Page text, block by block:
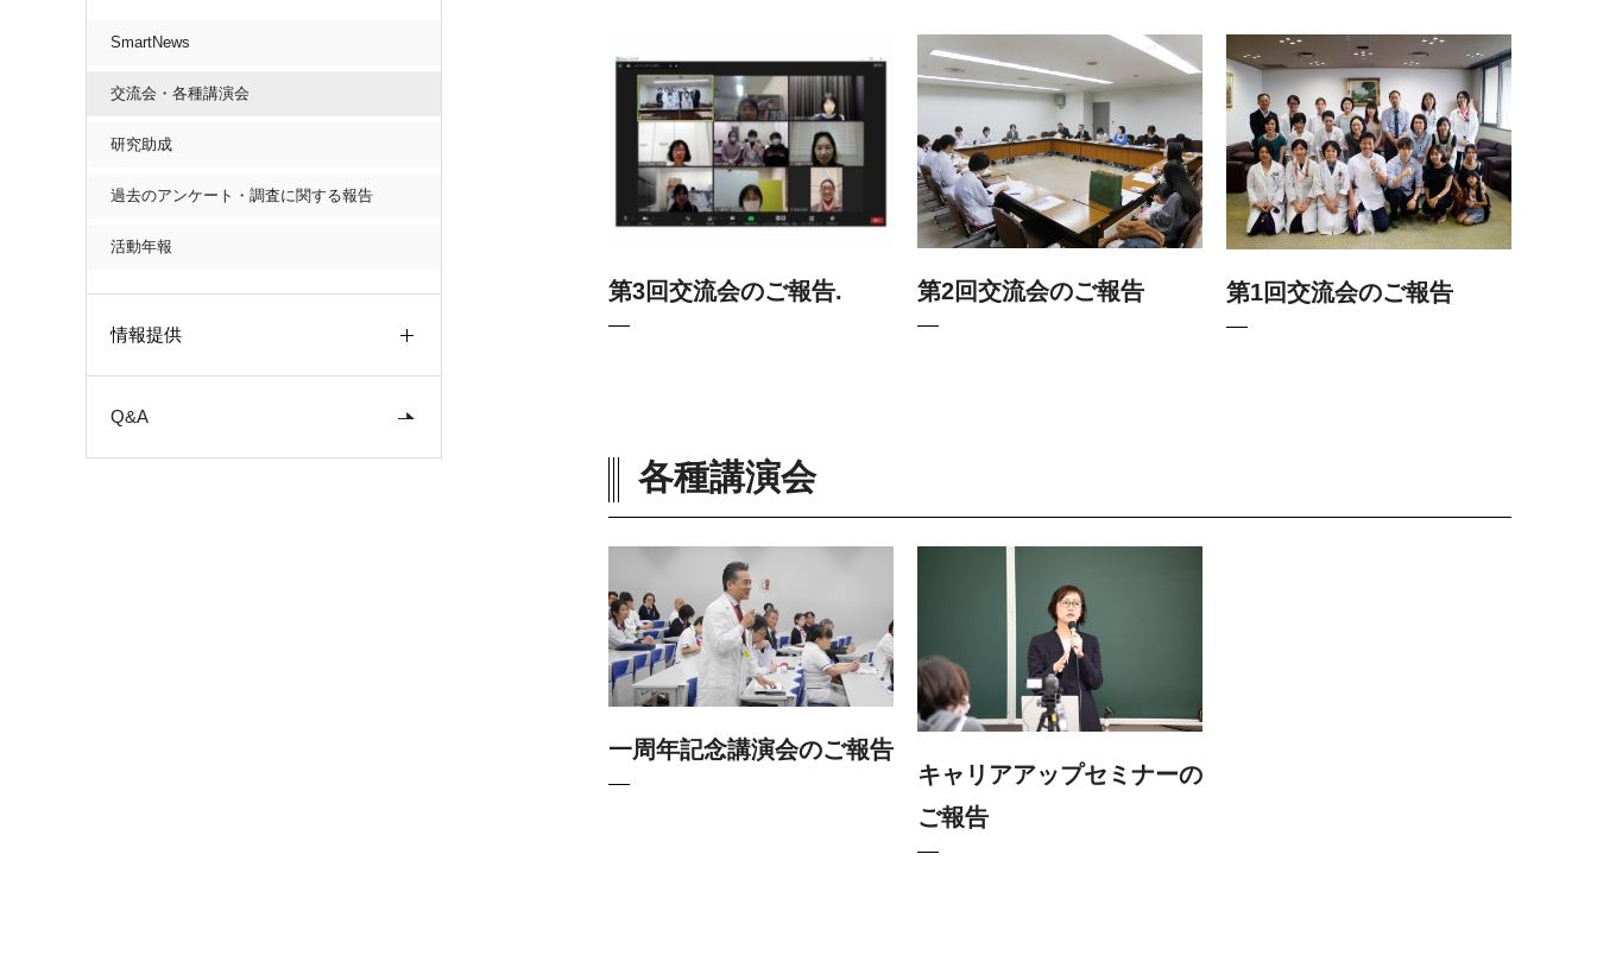
SmartNews
交流会・各種講演会
研究助成
過去のアンケート・調査に関する報告
活動年報
情報提供
Q&A
第3回交流会のご報告. 第2回交流会のご報告 第1回交流会のご報告
各種講演会
一周年記念講演会のご報告
キャリアアップセミナーの
ご報告